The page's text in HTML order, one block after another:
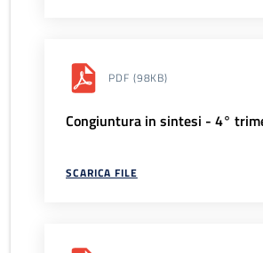
PDF (98KB)
Congiuntura in sintesi - 4°
SCARICA FILE